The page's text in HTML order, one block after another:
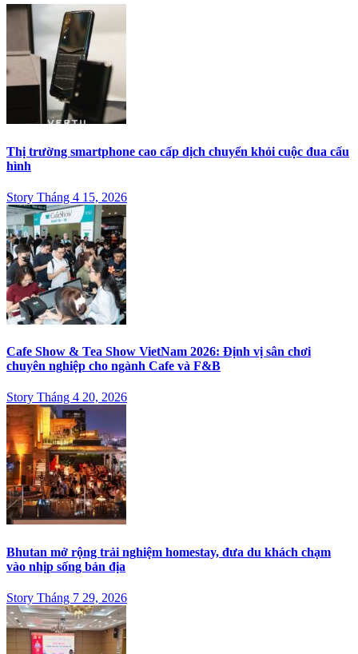
Thị trường smartphone cao cấp dịch chuyển khỏi cuộc đua cấu
hình
Story Tháng 4 15, 2026
Cafe Show & Tea Show VietNam 2026: Định vị sân chơi
chuyên nghiệp cho ngành Cafe và F&B
Story Tháng 4 20, 2026
Bhutan mở rộng trải nghiệm homestay, đưa du khách chạm
vào nhịp sống bản địa
Story Tháng 7 29, 2026